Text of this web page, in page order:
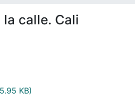
calle. Cali
KB)